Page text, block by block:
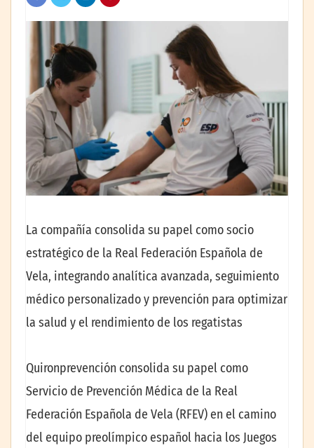
La compañía consolida su papel como socio
estratégico de la Real Federación Española de
Vela, integrando analítica avanzada, seguimiento
médico personalizado y prevención para optimizar
la salud y el rendimiento de los regatistas
Quironprevención consolida su papel como
Servicio de Prevención Médica de la Real
Federación Española de Vela (RFEV) en el camino
del equipo preolímpico español hacia los Juegos